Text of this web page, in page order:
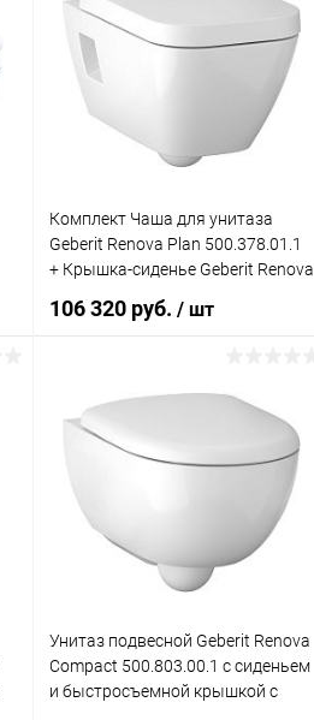
Купить в 1 клик Сравнение
В избранное Под заказ
Комплект Чаша для унитаза
Geberit Renova Plan 500.378.01.1
+ Крышка-сиденье Geberit Renova
Plan + Инсталляция Geberit с
белой кнопкой смыва
106 320 руб. / шт
Купить в 1 клик Сравнение
В избранное Под заказ
Унитаз подвесной Geberit Renova
Compact 500.803.00.1 с сиденьем
и быстросъемной крышкой с